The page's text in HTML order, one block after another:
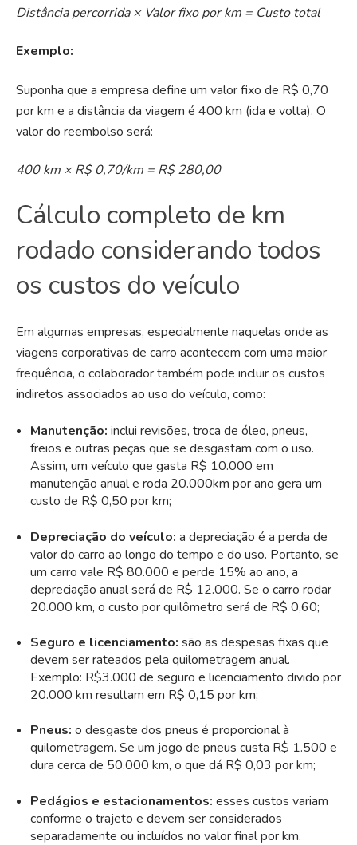
Distância percorrida × Valor fixo por km = Custo total
Exemplo:
Suponha que a empresa define um valor fixo de R$ 0,70
por km e a distância da viagem é 400 km (ida e volta). O
valor do reembolso será:
400 km × R$ 0,70/km = R$ 280,00
Cálculo completo de km
rodado considerando todos
os custos do veículo
Em algumas empresas, especialmente naquelas onde as
viagens corporativas de carro acontecem com uma maior
frequência, o colaborador também pode incluir os custos
indiretos associados ao uso do veículo, como:
Manutenção: inclui revisões, troca de óleo, pneus,
freios e outras peças que se desgastam com o uso.
Assim, um veículo que gasta R$ 10.000 em
manutenção anual e roda 20.000km por ano gera um
custo de R$ 0,50 por km;
Depreciação do veículo: a depreciação é a perda de
valor do carro ao longo do tempo e do uso. Portanto, se
um carro vale R$ 80.000 e perde 15% ao ano, a
depreciação anual será de R$ 12.000. Se o carro rodar
20.000 km, o custo por quilômetro será de R$ 0,60;
Seguro e licenciamento: são as despesas fixas que
devem ser rateados pela quilometragem anual.
Exemplo: R$3.000 de seguro e licenciamento divido por
20.000 km resultam em R$ 0,15 por km;
Pneus: o desgaste dos pneus é proporcional à
quilometragem. Se um jogo de pneus custa R$ 1.500 e
dura cerca de 50.000 km, o que dá R$ 0,03 por km;
Pedágios e estacionamentos: esses custos variam
conforme o trajeto e devem ser considerados
separadamente ou incluídos no valor final por km.